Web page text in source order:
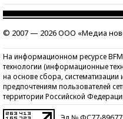
© 2007 — 2026 ООО «Медиа
На информационном ресурсе
технологии (информационные
на основе сбора,
предпочтениям пользователей
территории Российской